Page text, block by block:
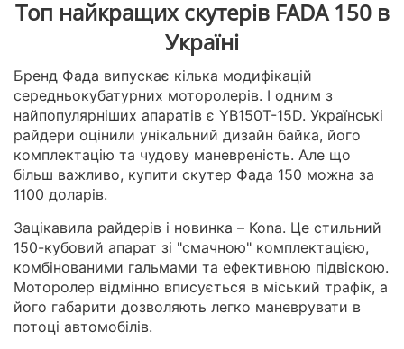
Топ найкращих скутерів FADA 150 в
Україні
Бренд Фада випускає кілька модифікацій
середньокубатурних моторолерів. І одним з
найпопулярніших апаратів є YB150T-15D. Українські
райдери оцінили унікальний дизайн байка, його
комплектацію та чудову маневреність. Але що
більш важливо, купити скутер Фада 150 можна за
1100 доларів.
Зацікавила райдерів і новинка – Kona. Це стильний
150-кубовий апарат зі "смачною" комплектацією,
комбінованими гальмами та ефективною підвіскою.
Моторолер відмінно вписується в міський трафік, а
його габарити дозволяють легко маневрувати в
потоці автомобілів.